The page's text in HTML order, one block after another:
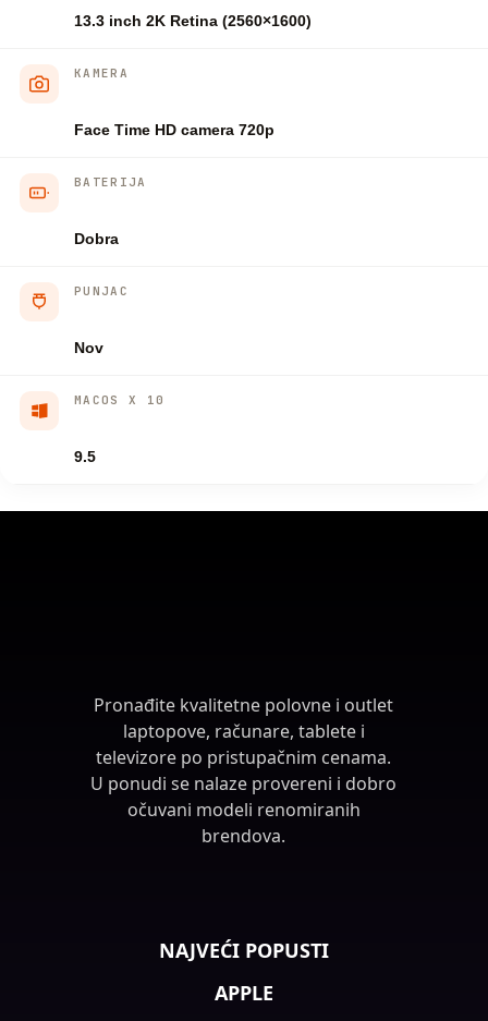
13.3 inch 2K Retina (2560×1600)
KAMERA
Face Time HD camera 720p
BATERIJA
Dobra
PUNJAC
Nov
MACOS X 10
9.5
Pronađite kvalitetne polovne i outlet
laptopove, računare, tablete i
televizore po pristupačnim cenama.
U ponudi se nalaze provereni i dobro
očuvani modeli renomiranih
brendova.
NAJVEĆI POPUSTI
APPLE